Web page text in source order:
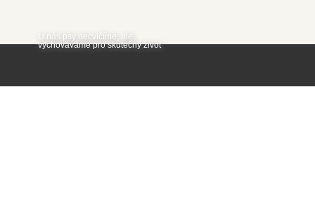
U nás psy necvičíme, ale
vychováváme pro skutečný život